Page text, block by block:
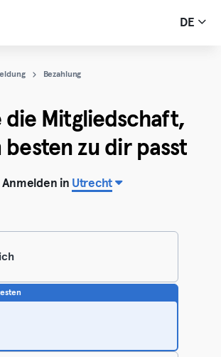
DE
Bezahlung
die Mitgliedschaft,
besten zu dir passt
Anmelden in Utrecht